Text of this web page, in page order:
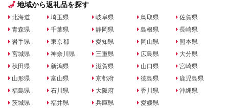
地域から返礼品を探す
北海道
青森県
岩手県
宮城県
秋田県
山形県
福島県
茨城県
埼玉県
千葉県
東京都
神奈川県
新潟県
富山県
石川県
福井県
岐阜県
静岡県
愛知県
三重県
滋賀県
京都府
大阪府
兵庫県
鳥取県
島根県
岡山県
広島県
山口県
徳島県
香川県
愛媛県
佐賀県
長崎県
熊本県
大分県
宮崎県
鹿児島県
沖縄県